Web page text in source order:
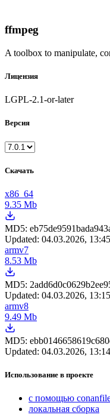
ffmpeg
A toolbox to manipulate,
Лицензия
LGPL-2.1-or-later
Версия
Скачать
x86_64
9.35 Mb
MD5:
Updated: 04.03.2026,
armv7
8.53 Mb
MD5:
Updated: 04.03.2026,
armv8
9.49 Mb
MD5:
Updated: 04.03.2026,
Использование в проекте
с помощью
локальная сборка